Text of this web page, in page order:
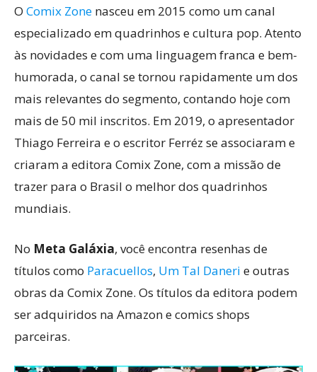
O Comix Zone nasceu em 2015 como um canal
especializado em quadrinhos e cultura pop. Atento
às novidades e com uma linguagem franca e bem-
humorada, o canal se tornou rapidamente um dos
mais relevantes do segmento, contando hoje com
mais de 50 mil inscritos. Em 2019, o apresentador
Thiago Ferreira e o escritor Ferréz se associaram e
criaram a editora Comix Zone, com a missão de
trazer para o Brasil o melhor dos quadrinhos
mundiais.
No Meta Galáxia, você encontra resenhas de
títulos como Paracuellos, Um Tal Daneri e outras
obras da Comix Zone. Os títulos da editora podem
ser adquiridos na Amazon e comics shops
parceiras.